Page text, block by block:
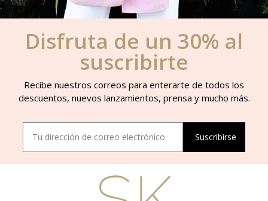
Disfruta de un 30% al
suscribirte
Recibe nuestros correos para enterarte de todos los
descuentos, nuevos lanzamientos, prensa y mucho más.
Suscribirse